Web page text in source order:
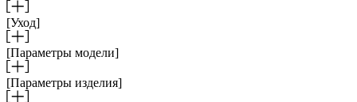
[Уход]
[Параметры модели]
[Параметры изделия]